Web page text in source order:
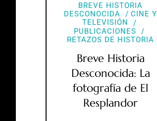
BREVE HISTORIA
DESCONOCIDA
CINE Y
TELEVISIÓN
PUBLICACIONES
RETAZOS DE HISTORIA
Breve Historia
Desconocida: La
fotografía de El
Resplandor